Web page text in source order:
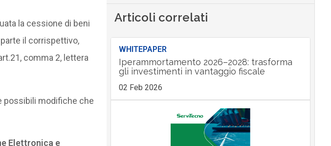
la cessione di beni
il corrispettivo,
comma 2, lettera
possibili modifiche che
Elettronica e
Articoli correlati
WHITEPAPER
Iperammortamento 2026–2028: trasforma
gli investimenti in vantaggio fiscale
02 Feb 2026